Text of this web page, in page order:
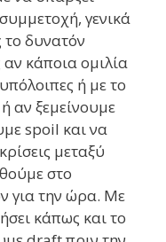
γενικά
το δυνατόν
αν κάποια ομιλία
ή με το
αν ξεμείνουμε
spoil και να
μεταξύ
στο
για την ώρα. Με
κάπως και το